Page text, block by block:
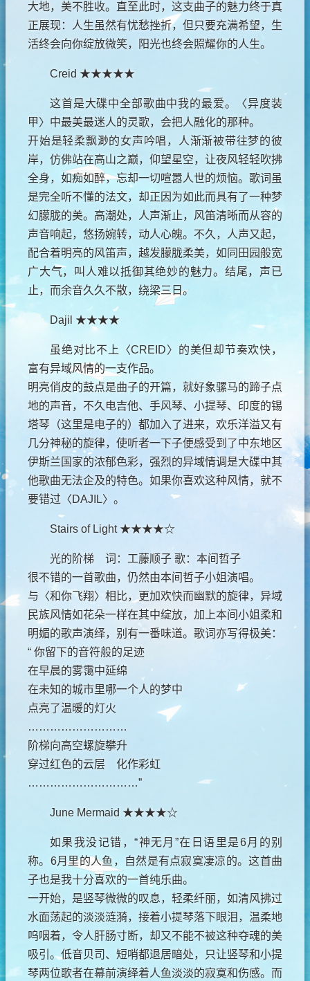
大地，美不胜收。直至此时，这支曲子的魅力终于真
正展现：人生虽然有忧愁挫折，但只要充满希望，生
活终会向你绽放微笑，阳光也终会照耀你的人生。
Creid ★★★★★
这首是大碟中全部歌曲中我的最爱。〈异度装
甲〉中最美最迷人的灵歌，会把人融化的那种。
开始是轻柔飘渺的女声吟唱，人渐渐被带往梦的彼
岸，仿佛站在高山之巅，仰望星空，让夜风轻轻吹拂
全身，如痴如醉，忘却一切喧嚣人世的烦恼。歌词虽
是完全听不懂的法文，却正因为如此而具有了一种梦
幻朦胧的美。高潮处，人声渐止，风笛清晰而从容的
声音响起，悠扬婉转，动人心魄。不久，人声又起，
配合着明亮的风笛声，越发朦胧柔美，如同田园般宽
广大气，叫人难以抵御其绝妙的魅力。结尾，声已
止，而余音久久不散，绕梁三日。
Dajil ★★★★
虽绝对比不上〈CREID〉的美但却节奏欢快，
富有异域风情的一支作品。
明亮俏皮的鼓点是曲子的开篇，就好象骡马的蹄子点
地的声音，不久电吉他、手风琴、小提琴、印度的锡
塔琴（这里是电子的）都加入了进来，欢乐洋溢又有
几分神秘的旋律，使听者一下子便感受到了中东地区
伊斯兰国家的浓郁色彩，强烈的异域情调是大碟中其
他歌曲无法企及的特色。如果你喜欢这种风情，就不
要错过〈DAJIL〉。
Stairs of Light ★★★★☆
光的阶梯 词：工藤顺子 歌：本间哲子
很不错的一首歌曲，仍然由本间哲子小姐演唱。
与〈和你飞翔〉相比，更加欢快而幽默的旋律，异域
民族风情如花朵一样在其中绽放，加上本间小姐柔和
明媚的歌声演绎，别有一番味道。歌词亦写得极美：
“ 你留下的音符般的足迹
在早晨的雾霭中延绵
在未知的城市里哪一个人的梦中
点亮了温暖的灯火
………………………
阶梯向高空螺旋攀升
穿过红色的云层 化作彩虹
…………………………”
June Mermaid ★★★★☆
如果我没记错，“神无月”在日语里是6月的别
称。6月里的人鱼，自然是有点寂寞凄凉的。这首曲
子也是我十分喜欢的一首纯乐曲。
一开始，是竖琴微微的叹息，轻柔纤丽，如清风拂过
水面荡起的淡淡涟漪，接着小提琴落下眼泪，温柔地
呜咽着，令人肝肠寸断，却又不能不被这种夺魂的美
吸引。低音贝司、短哨都退居暗处，只让竖琴和小提
琴两位歌者在幕前演绎着人鱼淡淡的寂寞和伤感。而